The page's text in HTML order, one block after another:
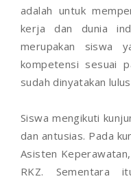
adalah untuk
kerja dan dunia
merupakan siswa
kompetensi sesuai
sudah dinyatakan
Siswa mengikuti
dan antusias. Pada
Asisten
RKZ. Sementara